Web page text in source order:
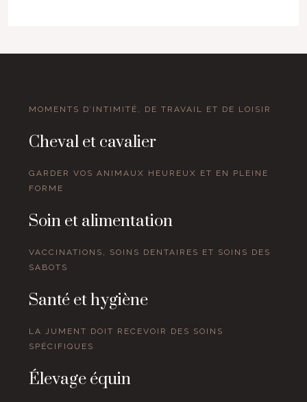
MOMENTS D’INTIMITÉ, DE TRAVAIL ET DE LOISIR
Cheval et cavalier
GARDER VOS ANIMAUX HEUREUX ET EN PLEINE
FORME
Soin et alimentation
VACCINATIONS, SOINS DENTAIRES ET SOINS DES
SABOTS
Santé et hygiène
LA JUMENT DOIT RECEVOIR DES SOINS
SPÉCIFIQUES
Élevage équin